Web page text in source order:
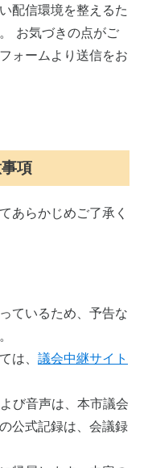
配信環境を整えるた
お気づきの点がご
ォームより送信をお
項
あらかじめご了承く
ているため、予告な
は、 議会中継サイト
び音声は、本市議会
公式記録は、会議録